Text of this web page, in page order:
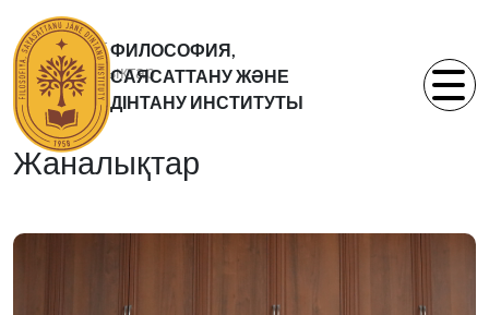
ФИЛОСОФИЯ,
САЯСАТТАНУ ЖӘНЕ
ДІНТАНУ ИНСТИТУТЫ
Басты бет
Жаналықтар
Статьи
Жаналықтар